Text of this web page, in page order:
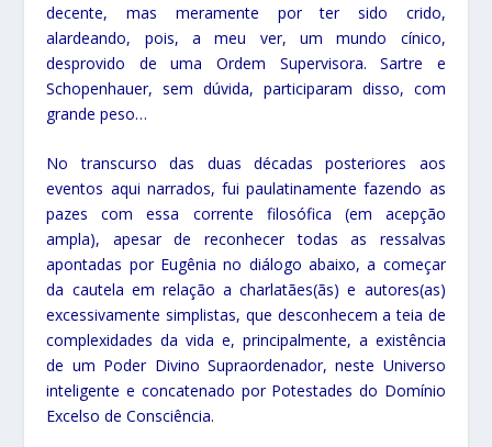
decente, mas meramente por ter sido crido,
alardeando, pois, a meu ver, um mundo cínico,
desprovido de uma Ordem Supervisora. Sartre e
Schopenhauer, sem dúvida, participaram disso, com
grande peso…
No transcurso das duas décadas posteriores aos
eventos aqui narrados, fui paulatinamente fazendo as
pazes com essa corrente filosófica (em acepção
ampla), apesar de reconhecer todas as ressalvas
apontadas por Eugênia no diálogo abaixo, a começar
da cautela em relação a charlatães(ãs) e autores(as)
excessivamente simplistas, que desconhecem a teia de
complexidades da vida e, principalmente, a existência
de um Poder Divino Supraordenador, neste Universo
inteligente e concatenado por Potestades do Domínio
Excelso de Consciência.